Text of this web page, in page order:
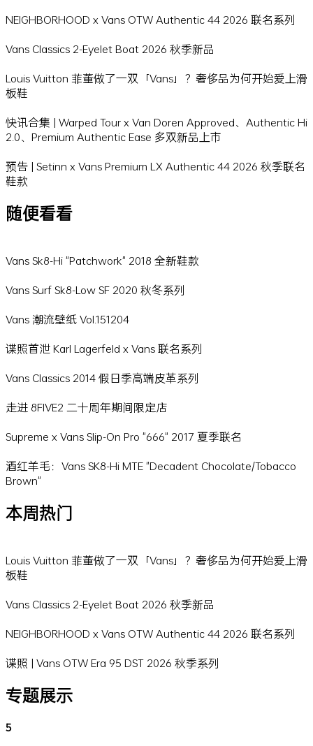
NEIGHBORHOOD x Vans OTW Authentic 44 2026 联名系列
Vans Classics 2-Eyelet Boat 2026 秋季新品
Louis Vuitton 菲董做了一双「Vans」？奢侈品为何开始爱上滑
板鞋
快讯合集 | Warped Tour x Van Doren Approved、Authentic Hi
2.0、Premium Authentic Ease 多双新品上市
预告 | Setinn x Vans Premium LX Authentic 44 2026 秋季联名
鞋款
随便看看
Vans Sk8-Hi "Patchwork" 2018 全新鞋款
Vans Surf Sk8-Low SF 2020 秋冬系列
Vans 潮流壁纸 Vol.151204
谍照首泄 Karl Lagerfeld x Vans 联名系列
Vans Classics 2014 假日季高端皮革系列
走进 8FIVE2 二十周年期间限定店
Supreme x Vans Slip-On Pro "666" 2017 夏季联名
酒红羊毛：Vans SK8-Hi MTE "Decadent Chocolate/Tobacco
Brown"
本周热门
Louis Vuitton 菲董做了一双「Vans」？奢侈品为何开始爱上滑
板鞋
Vans Classics 2-Eyelet Boat 2026 秋季新品
NEIGHBORHOOD x Vans OTW Authentic 44 2026 联名系列
谍照 | Vans OTW Era 95 DST 2026 秋季系列
专题展示
5